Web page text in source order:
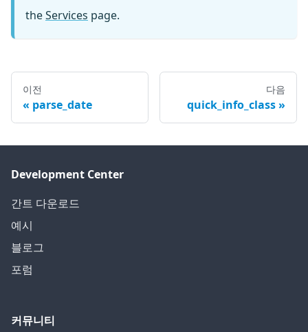
theServices page.
이전
parse_date
다음
quick_info_class
Development Center
간트 다운로드
예시
블로그
포럼
커뮤니티